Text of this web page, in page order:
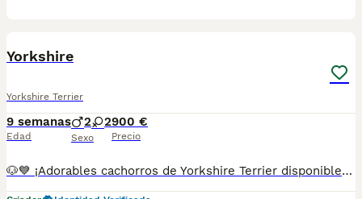
Yorkshire
Yorkshire Terrier
9 semanas
Edad
2 2
Sexo
900 €
Precio
🐶💙 ¡Adorables cachorros de Yorkshire Terrier disponibles! 🐾✨ Pequeños, elegantes y llenos de energía, con un carácter cariñoso, despierto y muy sociable. Son ideales para quienes buscan un compañero fiel y lleno de ternura. 🏡❤️ 🌟 Criados con dedicación y mucho cariño. ✅ Se entregan con la edad adecuada. ✅ Desparasitados y con la documentación correspondiente según su edad. 📸 Fotos y vídeos disponibles por WhatsApp sin compromiso. 📲 **Más información:** 687482079 📍 Galicia, Madrid, Valencia, Barcelona, Sevilla, Almería, Pamplona.